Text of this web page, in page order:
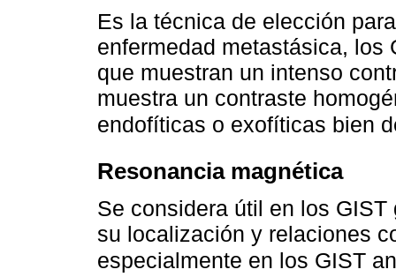
Es la técnica de elección
enfermedad metastásica, los
que muestran un intenso
muestra un contraste
endofíticas o exofíticas bien
Resonancia magnética
Se considera útil en los
su localización y relaciones
especialmente en los GIST